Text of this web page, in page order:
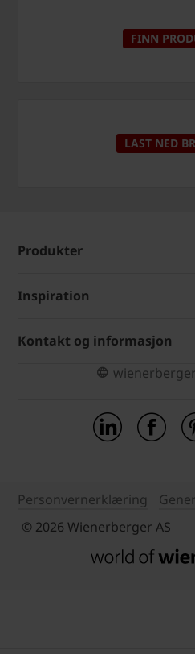
FINN
LAST NED
Produkter
Inspiration
Kontakt og informasjon
Personvernerklæring
© 2026 Wienerberger AS